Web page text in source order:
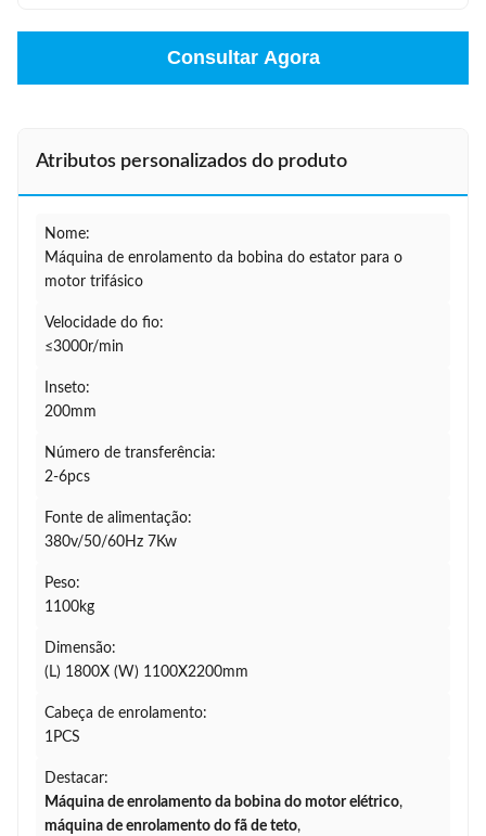
Consultar Agora
Atributos personalizados do produto
Nome:
Máquina de enrolamento da bobina do estator para o
motor trifásico
Velocidade do fio:
≤3000r/min
Inseto:
200mm
Número de transferência:
2-6pcs
Fonte de alimentação:
380v/50/60Hz 7Kw
Peso:
1100kg
Dimensão:
(L) 1800X (W) 1100X2200mm
Cabeça de enrolamento:
1PCS
Destacar:
Máquina de enrolamento da bobina do motor elétrico,
máquina de enrolamento do fã de teto,